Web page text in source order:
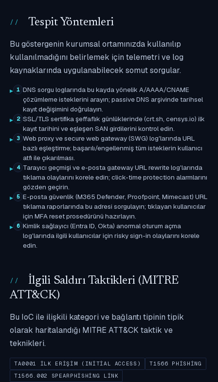
Tespit Yöntemleri
Bu göstergenin kurumsal ortamınızda kullanılıp
kullanılmadığını belirlemek için telemetri ve log
kaynaklarında uygulanabilecek somut sorgular.
1 DNS sorgu loglarında bu kayda yönelik A/AAAA/CNAME
çözümleme isteklerini arayın; passive DNS arşivinde tarihsel
kayıt değişimini doğrulayın.
2 SSL/TLS sertifika şeffaflık günlüklerinde (crt.sh, censys.io) ilk
kayıt tarihini ve eşleşen SAN girdilerini kontrol edin.
3 Web proxy ve secure web gateway (SWG) log'larında URL
bazlı eşleştirme; başarılı/engellenmiş tüm isteklerin kullanıcı
atfı ile çıkarılması.
4 Tarayıcı geçmişi ve e-posta gateway URL rewrite log'larında
tıklama olaylarını korele edin; click-time protection alarmlarını
gözden geçirin.
5 E-posta güvenlik (M365 Defender, Proofpoint, Mimecast) URL
tıklama raporlarında bu adresi sorgulayın; tıklayan kullanıcılar
için MFA reset prosedürünü hazırlayın.
6 Kimlik sağlayıcı (Entra ID, Okta) anormal oturum açma
log'larında ilgili kullanıcılar için risky sign-in olaylarını korele
edin.
İlgili Saldırı Taktikleri (MITRE
ATT&CK)
Bu IoC ile ilişkili kategori ve bağlantı tipinin tipik
olarak haritalandığı MITRE ATT&CK taktik ve
teknikleri.
TA0001 İLK ERIŞIM (INITIAL ACCESS)
T1566 PHISHING
T1566.002 SPEARPHISHING LINK